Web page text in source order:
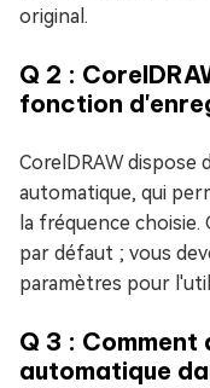
original.
Q 2 :
fonction
CorelDRAW
automatique, qui
la fréquence
par défaut ; vous
paramètres pour
Q 3 :
automatique